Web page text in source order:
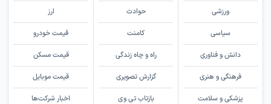
ورزشی
سیاسی
دانش و فناوری
فرهنگی و هنری
پزشکی و سلامت
حوادث
کامنت
راه و چاه زندگی
گزارش تصویری
بازتاب تی وی
ارز
قیمت خودرو
قیمت مسکن
قیمت موبایل
اخبار شرکت‌ها